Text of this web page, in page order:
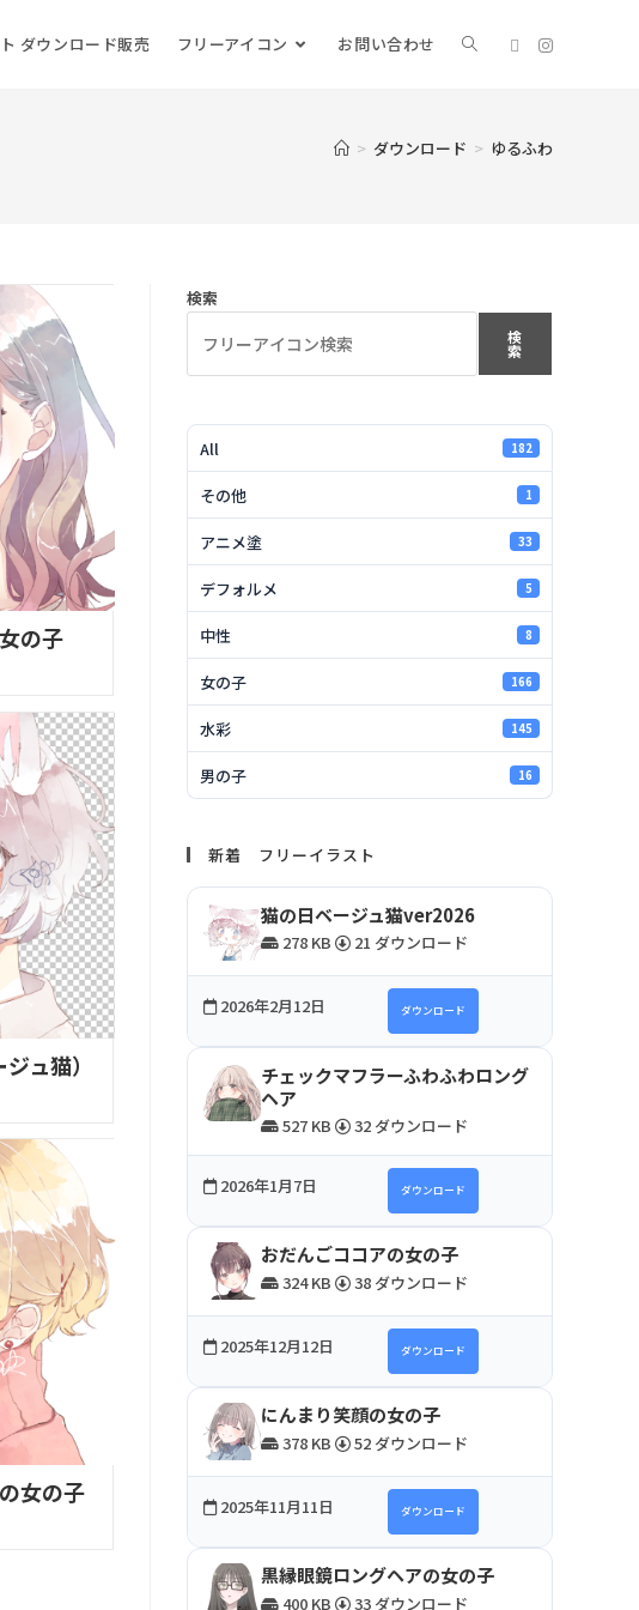
ダウンロード販売 フリーアイコン お問い合わせ
> ダウンロード > ゆるふわ
の子
ュ猫）
女の子
検索
検
索
All 182
その他 1
アニメ塗 33
デフォルメ 5
中性 8
女の子 166
水彩 145
男の子 16
新着 フリーイラスト
猫の日ベージュ猫ver2026
278 KB 21 ダウンロード
2026年2月12日 ダウンロード
チェックマフラーふわふわロング
ヘア
527 KB 32 ダウンロード
2026年1月7日 ダウンロード
おだんごココアの女の子
324 KB 38 ダウンロード
2025年12月12日 ダウンロード
にんまり笑顔の女の子
378 KB 52 ダウンロード
2025年11月11日 ダウンロード
黒縁眼鏡ロングヘアの女の子
400 KB 33 ダウンロード